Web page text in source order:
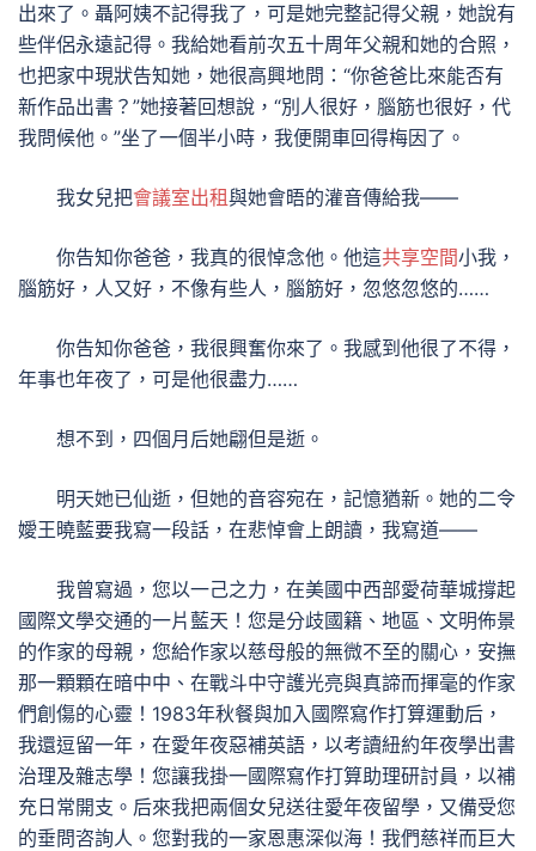
出來了。聶阿姨不記得我了，可是她完整記得父親，她說有
些伴侶永遠記得。我給她看前次五十周年父親和她的合照，
也把家中現狀告知她，她很高興地問：“你爸爸比來能否有
新作品出書？”她接著回想說，“別人很好，腦筋也很好，代
我問候他。”坐了一個半小時，我便開車回得梅因了。
我女兒把會議室出租與她會晤的灌音傳給我——
你告知你爸爸，我真的很悼念他。他這共享空間小我，
腦筋好，人又好，不像有些人，腦筋好，忽悠忽悠的……
你告知你爸爸，我很興奮你來了。我感到他很了不得，
年事也年夜了，可是他很盡力……
想不到，四個月后她翩但是逝。
明天她已仙逝，但她的音容宛在，記憶猶新。她的二令
嬡王曉藍要我寫一段話，在悲悼會上朗讀，我寫道——
我曾寫過，您以一己之力，在美國中西部愛荷華城撐起
國際文學交通的一片藍天！您是分歧國籍、地區、文明佈景
的作家的母親，您給作家以慈母般的無微不至的關心，安撫
那一顆顆在暗中中、在戰斗中守護光亮與真諦而揮毫的作家
們創傷的心靈！1983年秋餐與加入國際寫作打算運動后，
我還逗留一年，在愛年夜惡補英語，以考讀紐約年夜學出書
治理及雜志學！您讓我掛一國際寫作打算助理研討員，以補
充日常開支。后來我把兩個女兒送往愛年夜留學，又備受您
的垂問咨詢人。您對我的一家恩惠深似海！我們慈祥而巨大